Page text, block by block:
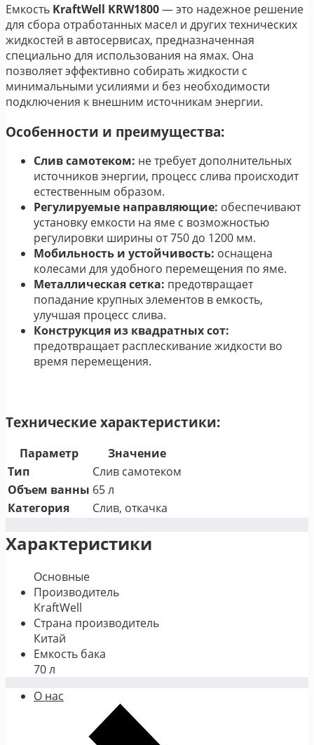
Емкость KraftWell KRW1800— это надежное решение
для сбора отработанных масел и других технических
жидкостей в автосервисах, предназначенная
специально для использования на ямах. Она
позволяет эффективно собирать жидкости с
минимальными усилиями и без необходимости
подключения к внешним источникам энергии.
Особенности и преимущества:
Слив самотеком: не требует дополнительных
источников энергии, процесс слива происходит
естественным образом.
Регулируемые направляющие: обеспечивают
установку емкости на яме с возможностью
регулировки ширины от 750 до 1200 мм.
Мобильность и устойчивость: оснащена
колесами для удобного перемещения по яме.
Металлическая сетка: предотвращает
попадание крупных элементов в емкость,
улучшая процесс слива.
Конструкция из квадратных сот:
предотвращает расплескивание жидкости во
время перемещения.
Технические характеристики:
Параметр
Значение
Тип
Слив самотеком
Объем ванны 65 л
Категория
Слив, откачка
Характеристики
Основные
Производитель
KraftWell
Страна производитель
Китай
Емкость бака
70 л
О нас